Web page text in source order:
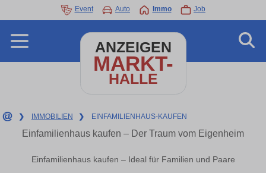
Event Auto Immo Job
ANZEIGEN
MARKT-
HALLE
❯ IMMOBILIEN ❯ EINFAMILIENHAUS-KAUFEN
Einfamilienhaus kaufen – Der Traum vom Eigenheim
Einfamilienhaus kaufen – Ideal für Familien und Paare